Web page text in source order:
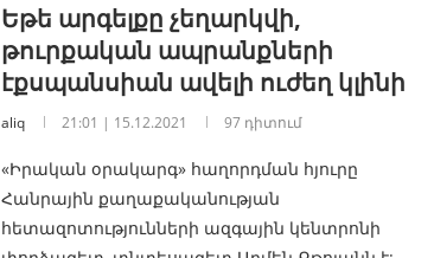
Եթե արգելքը չեղարկվի,
թուրքական ապրանքների
էքսպանսիան ավելի ուժեղ կլինի
aliq 21:01 | 15.12.2021 97 դիտում
«Իրական օրակարգ» հաղորդման հյուրը
Հանրային քաղաքականության
հետազոտությունների ազգային կենտրոնի